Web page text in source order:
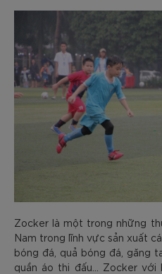
Zocker là một trong những
Nam trong lĩnh vực sản xuất
bóng đá, quả bóng đá, găng
quần áo thi đấu… Zocker với